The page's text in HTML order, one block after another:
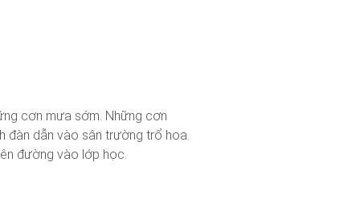
cơn mưa sớm. Những cơn
đàn dẫn vào sân trường trổ hoa.
đường vào lớp học.